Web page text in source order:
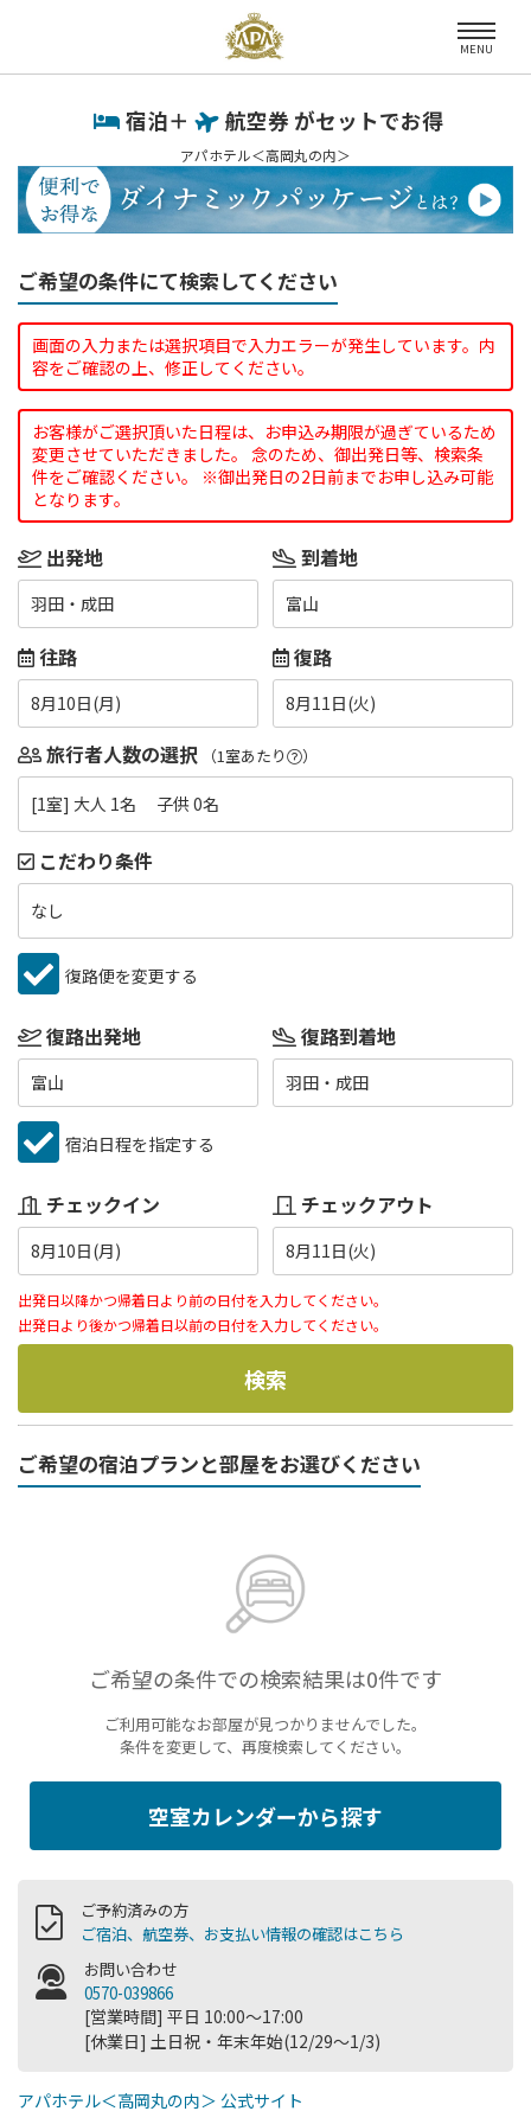
MENU
宿泊＋ 航空券 がセットでお得
アパホテル＜高岡丸の内＞
ご希望の条件にて検索してください
画面の入力または選択項目で入力エラーが発生しています。内
容をご確認の上、修正してください。
お客様がご選択頂いた日程は、お申込み期限が過ぎているため
変更させていただきました。 念のため、御出発日等、検索条
件をご確認ください。 ※御出発日の2日前までお申し込み可能
となります。
出発地
羽田・成田
到着地
富山
往路
8月10日(月)
復路
8月11日(火)
旅行者人数の選択 （1室あたり ）
[1室] 大人 1名 子供 0名
こだわり条件
なし
復路便を変更する
復路出発地
富山
復路到着地
羽田・成田
宿泊日程を指定する
チェックイン
8月10日(月)
チェックアウト
8月11日(火)
出発日以降かつ帰着日より前の日付を入力してください。
出発日より後かつ帰着日以前の日付を入力してください。
検索
ご希望の宿泊プランと部屋をお選びください
ご希望の条件での検索結果は0件です
ご利用可能なお部屋が見つかりませんでした。
条件を変更して、再度検索してください。
空室カレンダーから探す
ご予約済みの方
ご宿泊、航空券、お支払い情報の確認はこちら
お問い合わせ
0570-039866
[営業時間] 平日 10:00～17:00
[休業日] 土日祝・年末年始(12/29～1/3)
アパホテル＜高岡丸の内＞ 公式サイト